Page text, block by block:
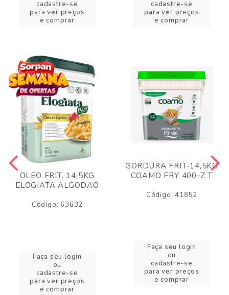
cadastre-se
para ver preços
e comprar
cadastre-se
para ver preços
e comprar
OLEO FRIT. 14,5KG
ELOGIATA ALGODAO
Código: 63632
Faça seu login
ou
cadastre-se
para ver preços
e comprar
GORDURA FRIT-14,5KG
COAMO FRY 400-Z T
Código: 41852
Faça seu login
ou
cadastre-se
para ver preços
e comprar